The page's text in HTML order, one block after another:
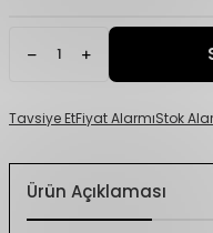
Tavsiye EtFiyat AlarmıStok
Ürün Açıklaması